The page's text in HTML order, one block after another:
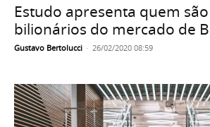
Estudo apresenta quem
bilionários do mercado de
Gustavo Bertolucci - 26/02/2020 08:59